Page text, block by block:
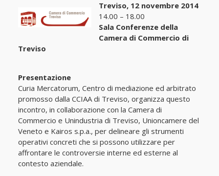
Treviso, 12 novembre 2014
14.00 – 18.00
Sala Conferenze della
Camera di Commercio di
Treviso
Presentazione
Curia Mercatorum, Centro di mediazione ed arbitrato
promosso dalla CCIAA di Treviso, organizza questo
incontro, in collaborazione con la Camera di
Commercio e Unindustria di Treviso, Unioncamere del
Veneto e Kairos s.p.a., per delineare gli strumenti
operativi concreti che si possono utilizzare per
affrontare le controversie interne ed esterne al
contesto aziendale.